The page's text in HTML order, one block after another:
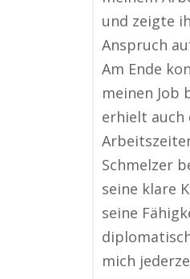
und zeigte
Anspruch
Am Ende
meinen Job
erhielt auch
Schmelzer
seine klare
seine
mich